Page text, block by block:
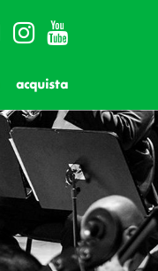
acquista